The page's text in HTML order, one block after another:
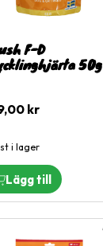
F-D
50g
kr
i lager